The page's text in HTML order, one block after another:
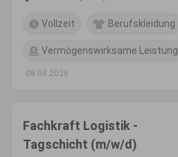
Vollzeit Berufskleidung
Vermögenswirksame Leistung
08.08.2026
Fachkraft Logistik -
Tagschicht (m/w/d)